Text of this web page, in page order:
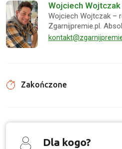
Wojciech Wojtczak
Wojciech Wojtczak –
Zgarnijpremie.pl.
Zakończone
Dla kogo?